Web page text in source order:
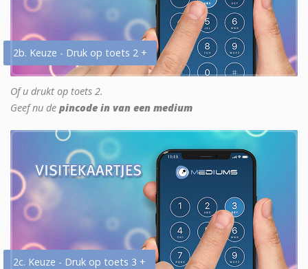
2b. Keuze - Druk op toets 2 +
Of u drukt op toets 2.
Geef nu de pincode in van een medium
2c. Keuze - Druk op toets 3 +